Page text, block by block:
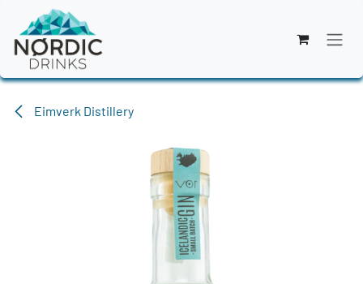
Zum Inhalt springen
Eimverk Distillery